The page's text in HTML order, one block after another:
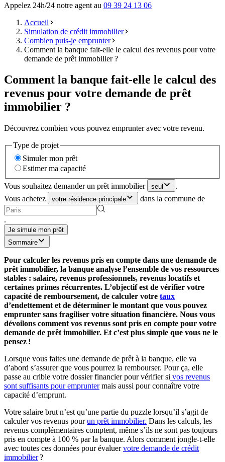
Appelez 24h/24 notre agent au 09 39 24 13 06
Accueil
Simulation de crédit immobilier
Combien puis-je emprunter
Comment la banque fait-elle le calcul des revenus pour votre
demande de prêt immobilier ?
Comment la banque fait-elle le calcul des
revenus pour votre demande de prêt
immobilier ?
Découvrez combien vous pouvez emprunter avec votre revenu.
Type de projet
Simuler mon prêt
Estimer ma capacité
Vous souhaitez demander un prêt immobilier seul
.
Vous achetez
votre résidence principale dans la commune de
.
Je simule mon prêt
Sommaire
Pour calculer les revenus pris en compte dans une demande de
prêt immobilier, la banque analyse l’ensemble de vos ressources
stables : salaire, revenus professionnels, revenus locatifs et
certaines primes récurrentes. L’objectif est de vérifier votre
capacité de remboursement, de calculer votre taux
d’endettement et de déterminer le montant que vous pouvez
emprunter sans fragiliser votre situation financière. Nous vous
dévoilons comment vos revenus sont pris en compte pour votre
demande de prêt immobilier. Et c’est plus simple que vous ne le
pensez !
Lorsque vous faites une demande de prêt à la banque, elle va
d’abord s’assurer que vous pourrez la rembourser. Pour ça, elle
passe au crible votre dossier financier pour vérifier si vos revenus
sont suffisants pour empruntermais aussi pour connaître votre
capacité d’emprunt.
Votre salaire brut n’est qu’une partie du puzzle lorsqu’il s’agit de
calculer vos revenus pourun prêt immobilier. Dans les calculs, les
revenus complémentaires comptent, même s’ils ne sont pas toujours
pris en compte à 100 % par la banque. Alors comment jongle-t-elle
avec toutes ces données pour évaluervotre demande de crédit
immobilier?